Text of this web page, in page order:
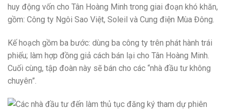
huy động vốn cho Tân Hoàng Minh trong giai đoạn khó khăn,
gồm: Công ty Ngôi Sao Việt, Soleil và Cung điện Mùa Đông.
Kế hoạch gồm ba bước: dùng ba công ty trên phát hành trái
phiếu; làm hợp đồng giả cách bán lại cho Tân Hoàng Minh.
Cuối cùng, tập đoàn này sẽ bán cho các “nhà đầu tư không
chuyên”.